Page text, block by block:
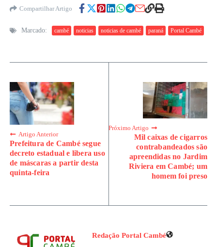
Compartilhar Artigo
Marcado: cambé noticias noticias de cambé paraná Portal Cambé
Artigo Anterior
Prefeitura de Cambé segue
decreto estadual e libera uso
de máscaras a partir desta
quinta-feira
Próximo Artigo
Mil caixas de cigarros
contrabandeados são
apreendidas no Jardim
Riviera em Cambé; um
homem foi preso
Redação Portal Cambé